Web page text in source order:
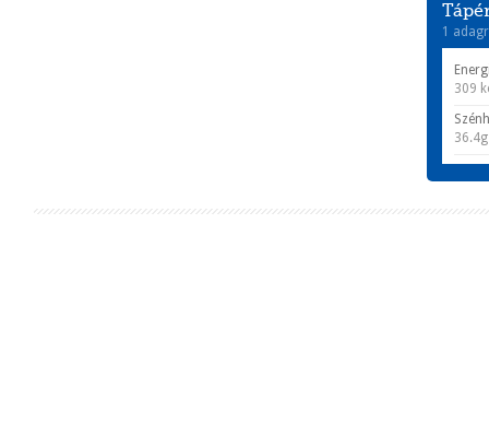
1
309
36.4g